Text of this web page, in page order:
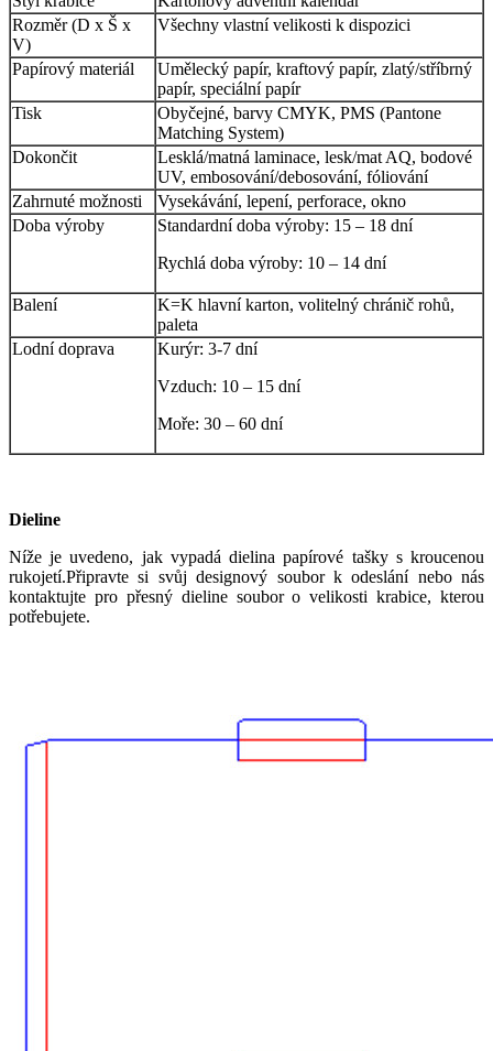
Rozměr (D x Š x
V)
Všechny vlastní velikosti k dispozici
Papírový materiál
Umělecký papír, kraftový papír, zlatý/stříbrný
papír, speciální papír
Tisk
Obyčejné, barvy CMYK, PMS (Pantone
Matching System)
Dokončit
Lesklá/matná laminace, lesk/mat AQ, bodové
UV, embosování/debosování, fóliování
Zahrnuté možnosti
Vysekávání, lepení, perforace, okno
Doba výroby
Standardní doba výroby: 15 – 18 dní
Rychlá doba výroby: 10 – 14 dní
Balení
K=K hlavní karton, volitelný chránič rohů,
paleta
Lodní doprava
Kurýr: 3-7 dní
Vzduch: 10 – 15 dní
Moře: 30 – 60 dní
Dieline
Níže je uvedeno, jak vypadá dielina papírové tašky s kroucenou
rukojetí.Připravte si svůj designový soubor k odeslání nebo nás
kontaktujte pro přesný dieline soubor o velikosti krabice, kterou
potřebujete.